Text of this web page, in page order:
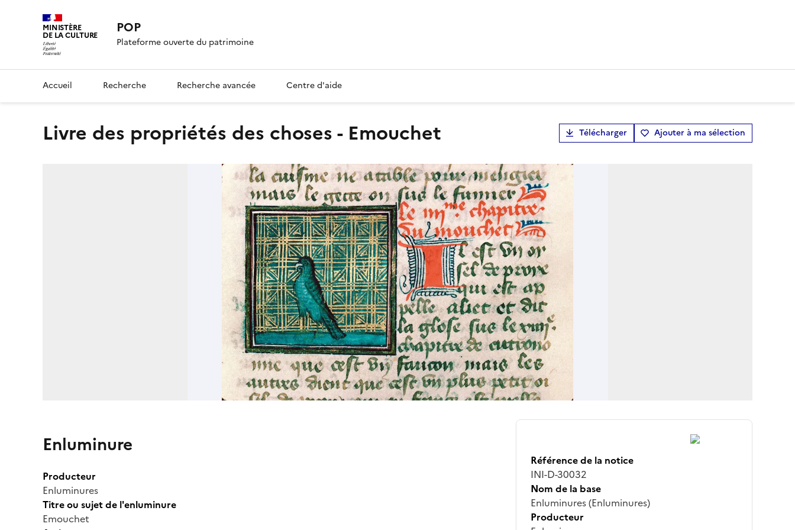
MINISTÈRE
DE LA CULTURE POP
Plateforme ouverte du patrimoine
Accueil Recherche Recherche avancée Centre d'aide
Livre des propriétés des choses - Emouchet Télécharger Ajouter à ma sélection
Enluminure
Producteur
Enluminures
Titre ou sujet de l'enluminure
Emouchet
Référence de la notice
INI-D-30032
Nom de la base
Enluminures (Enluminures)
Producteur